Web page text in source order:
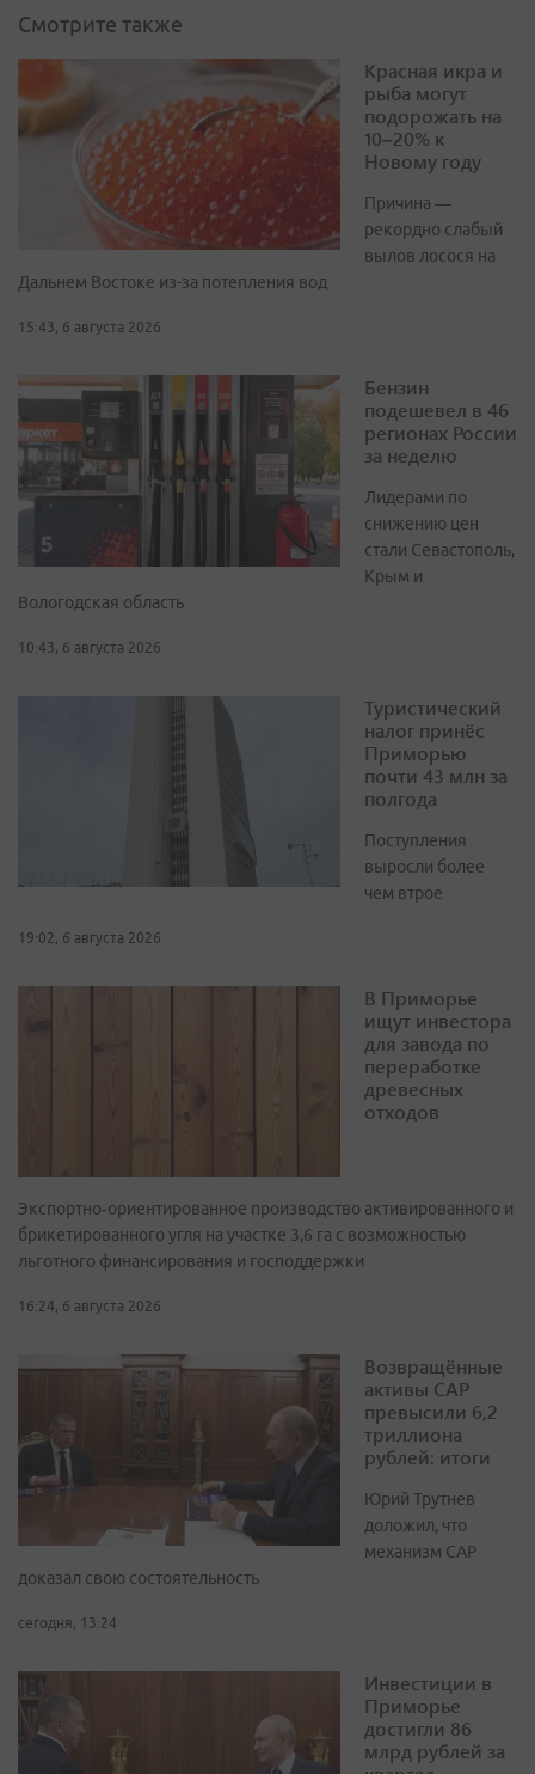
Смотрите также
Красная икра и
рыба могут
подорожать на
10–20% к
Новому году
Причина —
рекордно слабый
вылов лосося на
Дальнем Востоке из-за потепления вод
15:43, 6 августа 2026
Бензин
подешевел в 46
регионах России
за неделю
Лидерами по
снижению цен
стали Севастополь,
Крым и
Вологодская область
10:43, 6 августа 2026
Туристический
налог принёс
Приморью
почти 43 млн за
полгода
Поступления
выросли более
чем втрое
19:02, 6 августа 2026
В Приморье
ищут инвестора
для завода по
переработке
древесных
отходов
Экспортно‑ориентированное производство активированного и
брикетированного угля на участке 3,6 га с возможностью
льготного финансирования и господдержки
16:24, 6 августа 2026
Возвращённые
активы САР
превысили 6,2
триллиона
рублей: итоги
Юрий Трутнев
доложил, что
механизм САР
доказал свою состоятельность
сегодня, 13:24
Инвестиции в
Приморье
достигли 86
млрд рублей за